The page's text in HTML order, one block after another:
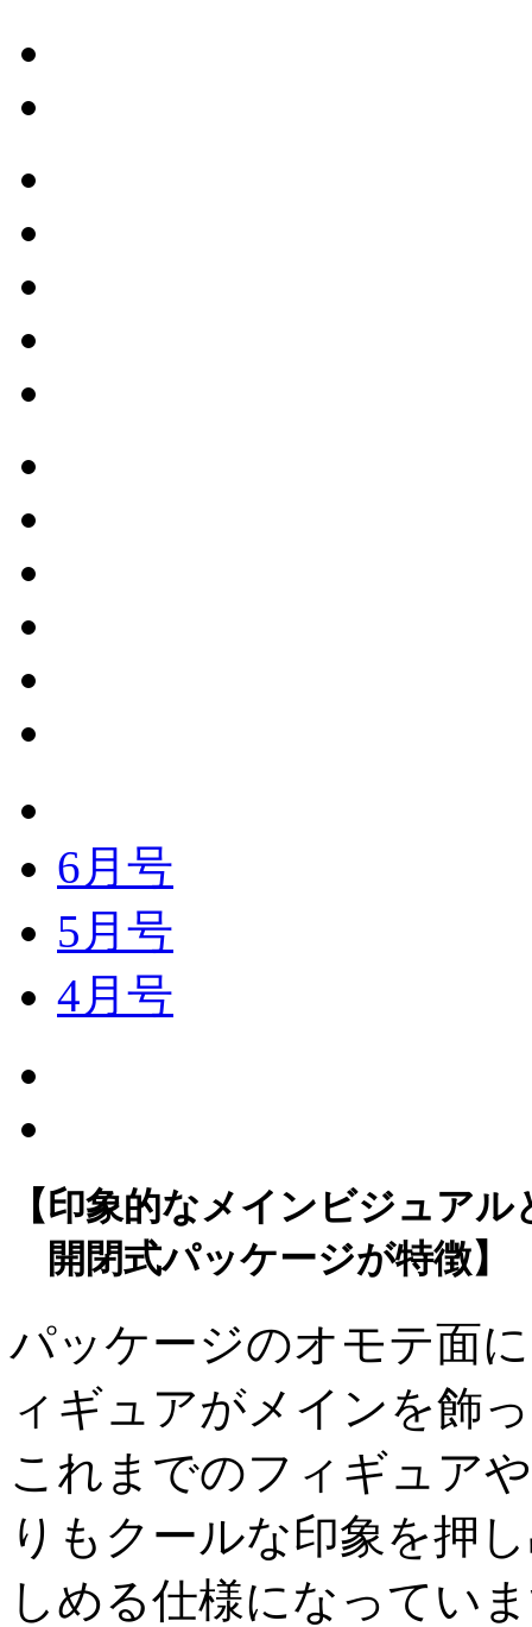
6月号
5月号
4月号
【印象的なメインビジュアル
開閉式パッケージが特徴】
パッケージのオモテ面
ィギュアがメインを飾
これまでのフィギュア
りもクールな印象を押
しめる仕様になってい